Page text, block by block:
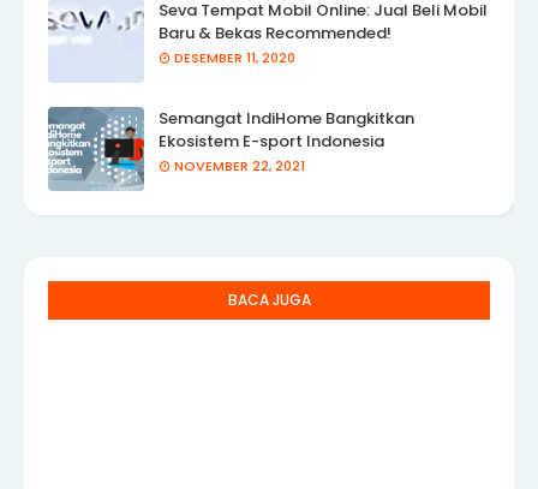
Seva Tempat Mobil Online: Jual Beli Mobil
Baru & Bekas Recommended!
DESEMBER 11, 2020
Semangat IndiHome Bangkitkan
Ekosistem E-sport Indonesia
NOVEMBER 22, 2021
BACA JUGA